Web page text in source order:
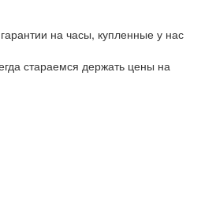
на часы, купленные у нас
стараемся держать цены на